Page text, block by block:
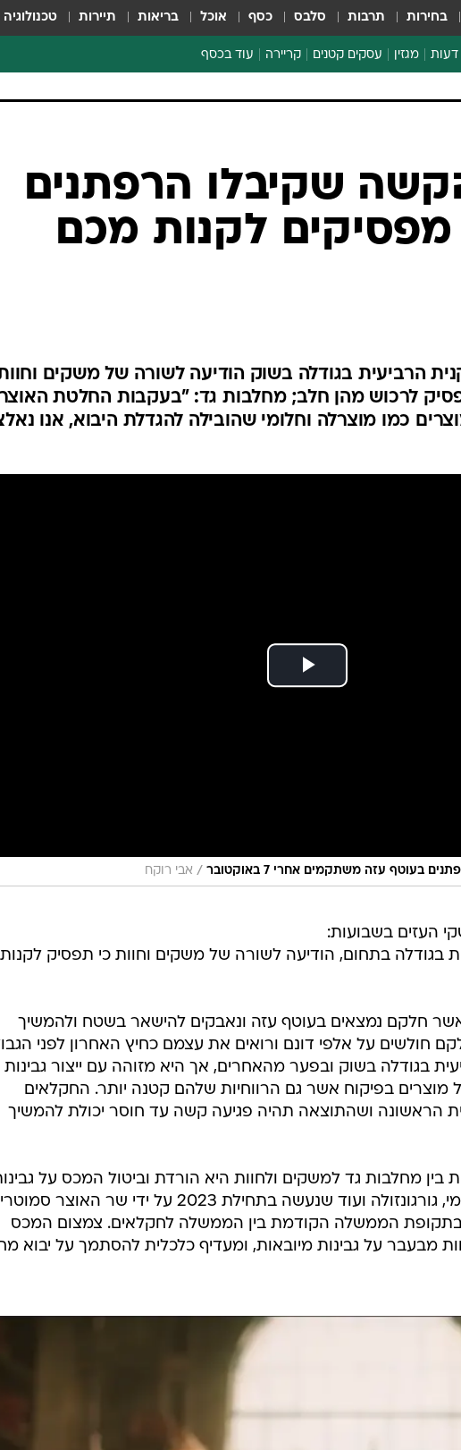
בחירות תרבות סלבס כסף אוכל בריאות תיירות טכנולוגיה
דעות מגזין עסקים קטנים קריירה עוד בכסף
קריפטו
ספורט ביזנס
שקיבלו הרפתנים
לקנות מכם
בעוטף עזה משתקמים אחרי 7 באוקטובר / אבי רוקח
העזים בשבועות:
בגודלה בתחום, הודיעה לשורה של משקים וחוות כי תפסיק
חלקם נמצאים בעוטף עזה ונאבקים להישאר בשטח ולהמשיך
חולשים על אלפי דונם ורואים את עצמם כחיץ האחרון לפני
בגודלה בשוק ובפער מהאחרים, אך היא מזוהה עם ייצור גבינות
על מוצרים בפיקוח אשר גם הרווחיות שלהם קטנה יותר. החקלאים
מחלבות גד למשקים ולחוות היא הורדת וביטול המכס על
הממשלה הקודמת בין הממשלה לחקלאים. צמצום המכס
מבעבר על גבינות מיובאות, ומעדיף כלכלית להסתמך על יבוא